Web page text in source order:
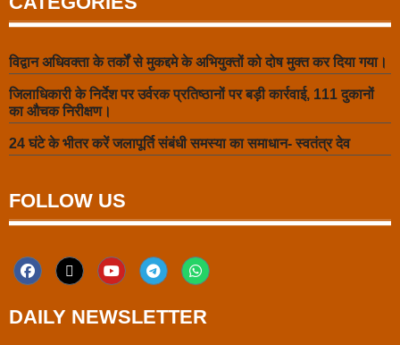
विद्वान अधिवक्ता के तर्कों से मुकद्दमे के अभियुक्तों को दोष मुक्त कर दिया गया।
जिलाधिकारी के निर्देश पर उर्वरक प्रतिष्ठानों पर बड़ी कार्रवाई, 111 दुकानों
का औचक निरीक्षण।
24 घंटे के भीतर करें जलापूर्ति संबंधी समस्या का समाधान- स्वतंत्र देव
FOLLOW US
DAILY NEWSLETTER